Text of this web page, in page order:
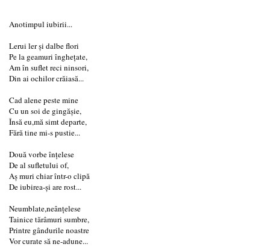
Anotimpul iubirii...
Lerui ler și dalbe flori
Pe la geamuri înghețate,
Am în suflet reci ninsori,
Din ai ochilor crăiasă...
Cad alene peste mine
Cu un soi de gingășie,
Însă eu,mă simt departe,
Fără tine mi-s pustie...
Două vorbe înțelese
De al sufletului of,
Aș muri chiar într-o clipă
De iubirea-și are rost...
Neumblate,neânțelese
Tainice tărâmuri sumbre,
Printre gândurile noastre
Vor curate să ne-adune...